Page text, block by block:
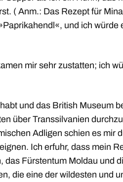
( Anm.: Das Rezept für
und ich
mir sehr zustatten; ich
und das British Museum
über Transsilvanien
Adligen schien es mir
Ich erfuhr, dass mein
das Fürstentum Moldau und
die eine der wildesten und